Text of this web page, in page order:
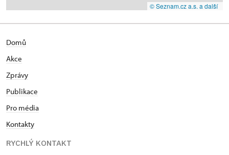
© Seznam.cz a.s. a další
Domů
Akce
Zprávy
Publikace
Pro média
Kontakty
RYCHLÝ KONTAKT